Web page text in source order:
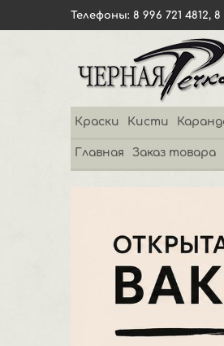
Телефоны: 8 996 721 4812, 8
Краски Кисти
Главная Заказ товара